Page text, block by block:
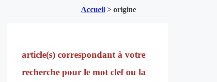
Accueil > origine